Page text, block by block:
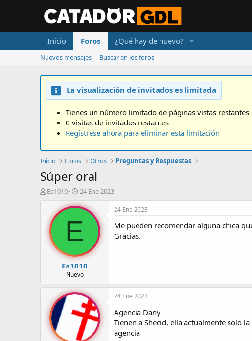
Inicio Foros ¿Qué hay de nuevo?
Nuevos mensajes Buscar en los foros
La visualización de invitados es limitada
Tienes un número limitado de páginas vistas restantes
0 visitas de invitados restantes
Regístrese ahora para eliminar esta limitación
Inicio Foros Otros Preguntas y Respuestas
Súper oral
A
o
d
e
Ea1010
F
c
a
d
e
i
n
c
o
24 Ene 2023
E
Ea1010
Nuevo
24 Ene 2023
Me pueden recomendar alguna chica
Gracias.
24 Ene 2023
Agencia Dany
Tienen a Shecid, ella actualmente solo
agencia